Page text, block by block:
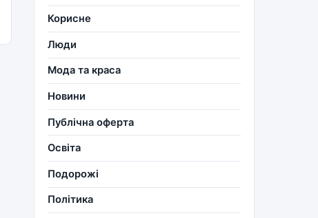
Корисне
Люди
Мода та краса
Новини
Публічна оферта
Освіта
Подорожі
Політика